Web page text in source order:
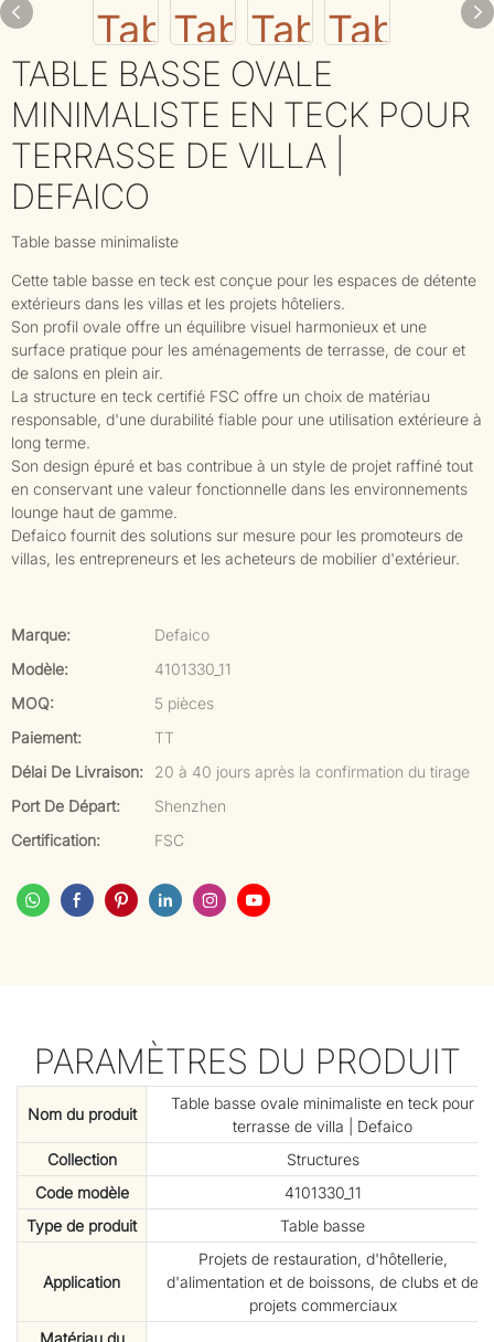
TABLE BASSE OVALE
MINIMALISTE EN TECK POUR
TERRASSE DE VILLA |
DEFAICO
Table basse minimaliste
Cette table basse en teck est conçue pour les espaces de détente
extérieurs dans les villas et les projets hôteliers.
Son profil ovale offre un équilibre visuel harmonieux et une
surface pratique pour les aménagements de terrasse, de cour et
de salons en plein air.
La structure en teck certifié FSC offre un choix de matériau
responsable, d'une durabilité fiable pour une utilisation extérieure à
long terme.
Son design épuré et bas contribue à un style de projet raffiné tout
en conservant une valeur fonctionnelle dans les environnements
lounge haut de gamme.
Defaico fournit des solutions sur mesure pour les promoteurs de
villas, les entrepreneurs et les acheteurs de mobilier d'extérieur.
Marque:
Defaico
Modèle:
4101330_11
MOQ:
5 pièces
Paiement:
TT
Délai De Livraison:
20 à 40 jours après la confirmation du tirage
Port De Départ:
Shenzhen
Certification:
FSC
PARAMÈTRES DU PRODUIT
Nom du produit
Table basse ovale minimaliste en teck pour
terrasse de villa | Defaico
Collection
Structures
Code modèle
4101330_11
Type de produit
Table basse
Application
Projets de restauration, d'hôtellerie,
d'alimentation et de boissons, de clubs et de
projets commerciaux